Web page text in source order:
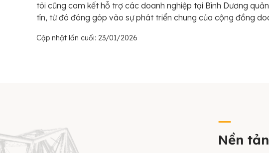
tôi cũng cam kết hỗ trợ các doanh nghiệp tại Bình Dương
tín, từ đó đóng góp vào sự phát triển chung của cộng đồng
Cập nhật lần cuối: 23/01/2026
Nền